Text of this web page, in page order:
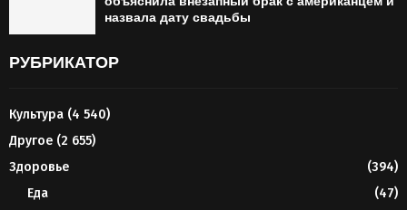
назвала дату свадьбы
РУБРИКАТОР
Культура (4 540)
Другое (2 655)
Здоровье
(394)
Еда
(47)